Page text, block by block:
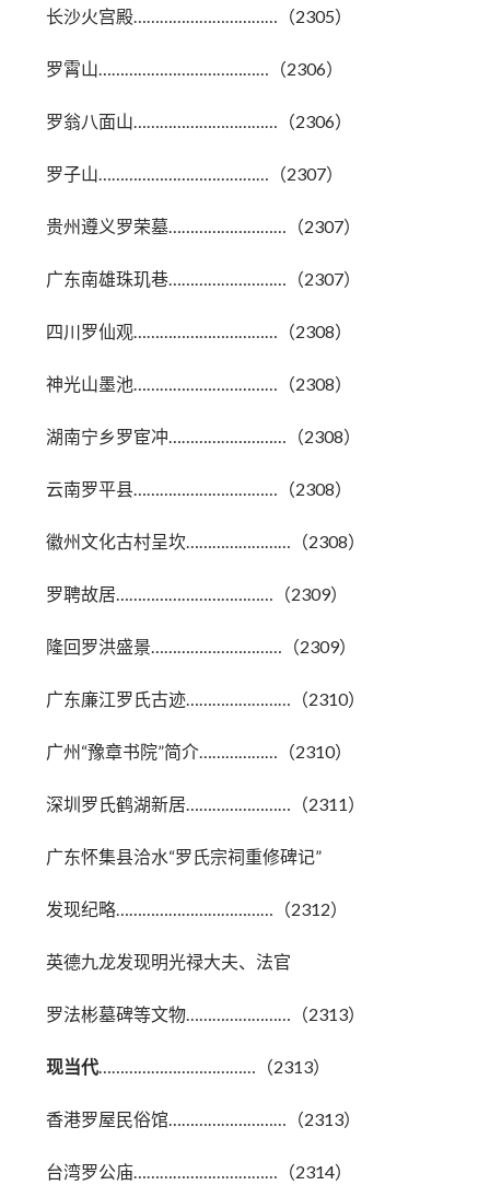
长沙火宫殿……………………………（2305）
罗霄山…………………………………（2306）
罗翁八面山……………………………（2306）
罗子山…………………………………（2307）
贵州遵义罗荣墓………………………（2307）
广东南雄珠玑巷………………………（2307）
四川罗仙观……………………………（2308）
神光山墨池……………………………（2308）
湖南宁乡罗宦冲………………………（2308）
云南罗平县……………………………（2308）
徽州文化古村呈坎……………………（2308）
罗聘故居………………………………（2309）
隆回罗洪盛景…………………………（2309）
广东廉江罗氏古迹……………………（2310）
广州“豫章书院”简介………………（2310）
深圳罗氏鹤湖新居……………………（2311）
广东怀集县洽水“罗氏宗祠重修碑记”
发现纪略………………………………（2312）
英德九龙发现明光禄大夫、法官
罗法彬墓碑等文物……………………（2313）
现当代………………………………（2313）
香港罗屋民俗馆………………………（2313）
台湾罗公庙……………………………（2314）